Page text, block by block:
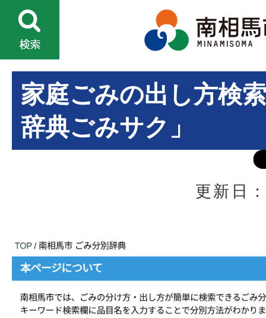
家庭ごみの出し方検
辞典ごみサク」
更新日